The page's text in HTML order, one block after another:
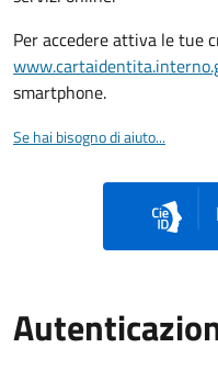
Per accedere attiva le tue
smartphone.
Se hai bisogno di aiuto...